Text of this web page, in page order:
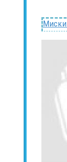
Миски